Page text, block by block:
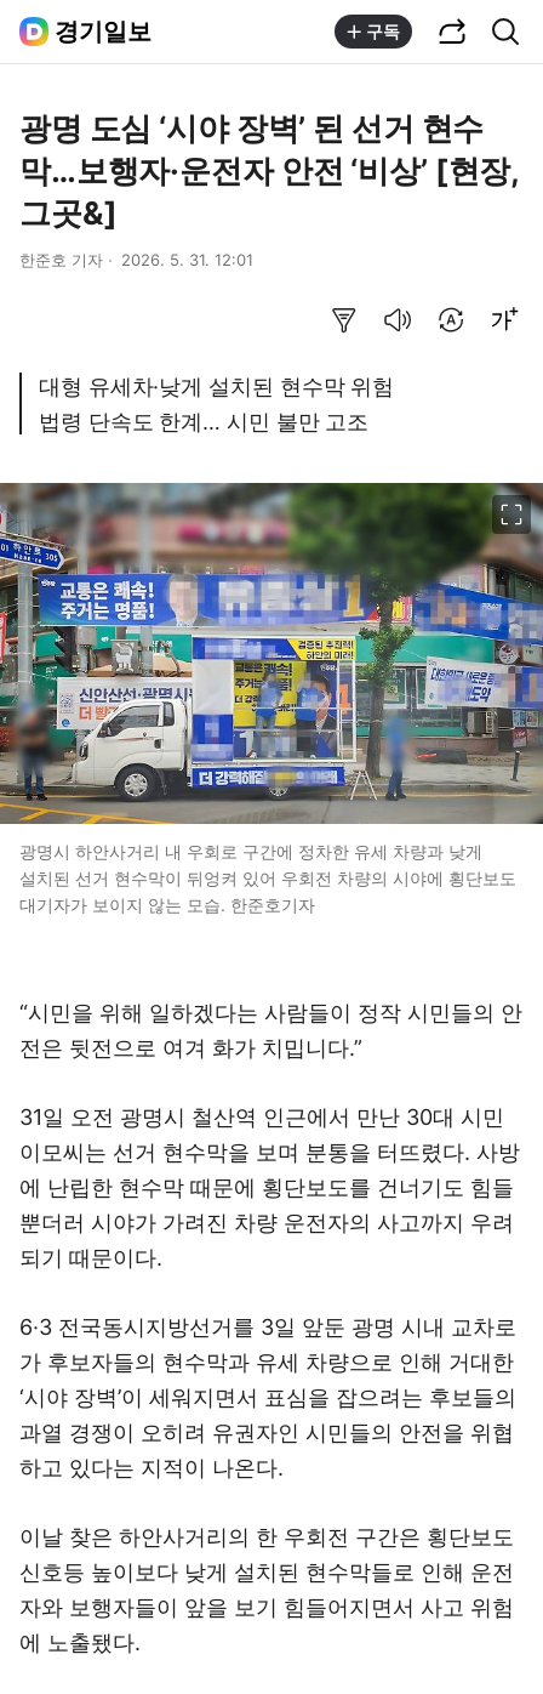
경기일보 구독
광명 도심 ‘시야 장벽’ 된 선거 현수
막…보행자·운전자 안전 ‘비상’ [현장,
그곳&]
한준호 기자 2026. 5. 31. 12:01
대형 유세차·낮게 설치된 현수막 위험
법령 단속도 한계… 시민 불만 고조
광명시 하안사거리 내 우회로 구간에 정차한 유세 차량과 낮게
설치된 선거 현수막이 뒤엉켜 있어 우회전 차량의 시야에 횡단보도
대기자가 보이지 않는 모습. 한준호기자
“시민을 위해 일하겠다는 사람들이 정작 시민들의 안
전은 뒷전으로 여겨 화가 치밉니다.”
31일 오전 광명시 철산역 인근에서 만난 30대 시민
이모씨는 선거 현수막을 보며 분통을 터뜨렸다. 사방
에 난립한 현수막 때문에 횡단보도를 건너기도 힘들
뿐더러 시야가 가려진 차량 운전자의 사고까지 우려
되기 때문이다.
6·3 전국동시지방선거를 3일 앞둔 광명 시내 교차로
가 후보자들의 현수막과 유세 차량으로 인해 거대한
‘시야 장벽’이 세워지면서 표심을 잡으려는 후보들의
과열 경쟁이 오히려 유권자인 시민들의 안전을 위협
하고 있다는 지적이 나온다.
이날 찾은 하안사거리의 한 우회전 구간은 횡단보도
신호등 높이보다 낮게 설치된 현수막들로 인해 운전
자와 보행자들이 앞을 보기 힘들어지면서 사고 위험
에 노출됐다.